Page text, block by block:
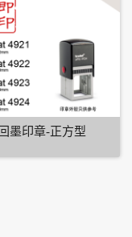
回墨印章-正方型